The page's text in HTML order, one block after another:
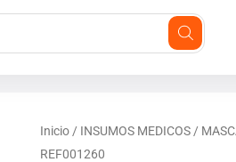
Inicio/ INSUMOS MEDICOS/
REF001260